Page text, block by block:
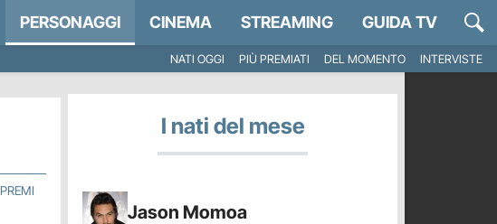
PERSONAGGI CINEMA STREAMING GUIDA TV
NATI OGGI PIÙ PREMIATI DEL MOMENTO
INTERVISTE
PREMI
I nati del mese
Jason Momoa